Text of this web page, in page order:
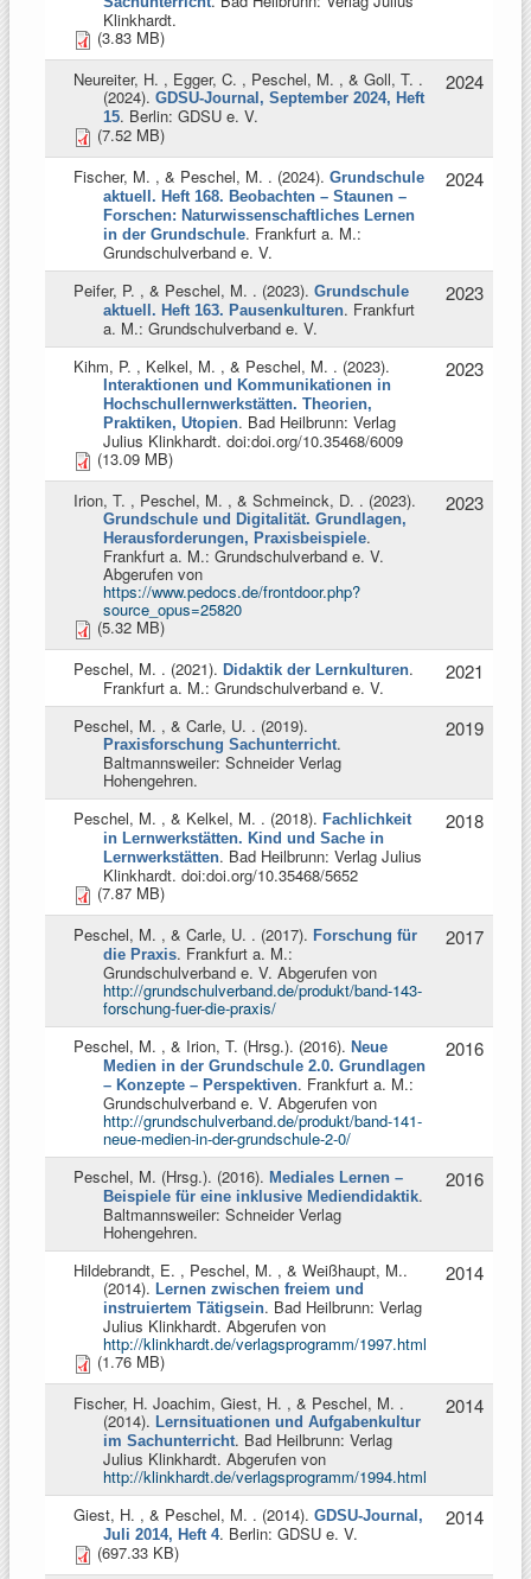
Klinkhardt.
(3.83 MB)
Neureiter, H. , Egger, C. , Peschel, M. , & Goll, T. .
(2024). GDSU-Journal, September 2024, Heft
15. Berlin: GDSU e. V.
(7.52 MB)
2024
Fischer, M. , & Peschel, M. . (2024). Grundschule
aktuell. Heft 168. Beobachten – Staunen –
Forschen: Naturwissenschaftliches Lernen
in der Grundschule. Frankfurt a. M.:
Grundschulverband e. V.
2024
Peifer, P. , & Peschel, M. . (2023). Grundschule
aktuell. Heft 163. Pausenkulturen. Frankfurt
a. M.: Grundschulverband e. V.
2023
Kihm, P. , Kelkel, M. , & Peschel, M. . (2023).
Interaktionen und Kommunikationen in
Hochschullernwerkstätten. Theorien,
Praktiken, Utopien. Bad Heilbrunn: Verlag
Julius Klinkhardt. doi:doi.org/10.35468/6009
(13.09 MB)
2023
Irion, T. , Peschel, M. , & Schmeinck, D. . (2023).
Grundschule und Digitalität. Grundlagen,
Herausforderungen, Praxisbeispiele.
Frankfurt a. M.: Grundschulverband e. V.
Abgerufen von
https://www.pedocs.de/frontdoor.php?
source_opus=25820
(5.32 MB)
2023
Peschel, M. . (2021). Didaktik der Lernkulturen.
Frankfurt a. M.: Grundschulverband e. V.
2021
Peschel, M. , & Carle, U. . (2019).
Praxisforschung Sachunterricht.
Baltmannsweiler: Schneider Verlag
Hohengehren.
2019
Peschel, M. , & Kelkel, M. . (2018). Fachlichkeit
in Lernwerkstätten. Kind und Sache in
Lernwerkstätten. Bad Heilbrunn: Verlag Julius
Klinkhardt. doi:doi.org/10.35468/5652
(7.87 MB)
2018
Peschel, M. , & Carle, U. . (2017). Forschung für
die Praxis. Frankfurt a. M.:
Grundschulverband e. V. Abgerufen von
http://grundschulverband.de/produkt/band-143-
forschung-fuer-die-praxis/
2017
Peschel, M. , & Irion, T. (Hrsg.). (2016). Neue
Medien in der Grundschule 2.0. Grundlagen
– Konzepte – Perspektiven. Frankfurt a. M.:
Grundschulverband e. V. Abgerufen von
http://grundschulverband.de/produkt/band-141-
neue-medien-in-der-grundschule-2-0/
2016
Peschel, M. (Hrsg.). (2016). Mediales Lernen –
Beispiele für eine inklusive Mediendidaktik.
Baltmannsweiler: Schneider Verlag
Hohengehren.
2016
Hildebrandt, E. , Peschel, M. , & Weißhaupt, M..
(2014). Lernen zwischen freiem und
instruiertem Tätigsein. Bad Heilbrunn: Verlag
Julius Klinkhardt. Abgerufen von
http://klinkhardt.de/verlagsprogramm/1997.html
(1.76 MB)
2014
Fischer, H. Joachim, Giest, H. , & Peschel, M. .
(2014). Lernsituationen und Aufgabenkultur
im Sachunterricht. Bad Heilbrunn: Verlag
Julius Klinkhardt. Abgerufen von
http://klinkhardt.de/verlagsprogramm/1994.html
2014
Giest, H. , & Peschel, M. . (2014). GDSU-Journal,
Juli 2014, Heft 4. Berlin: GDSU e. V.
(697.33 KB)
2014